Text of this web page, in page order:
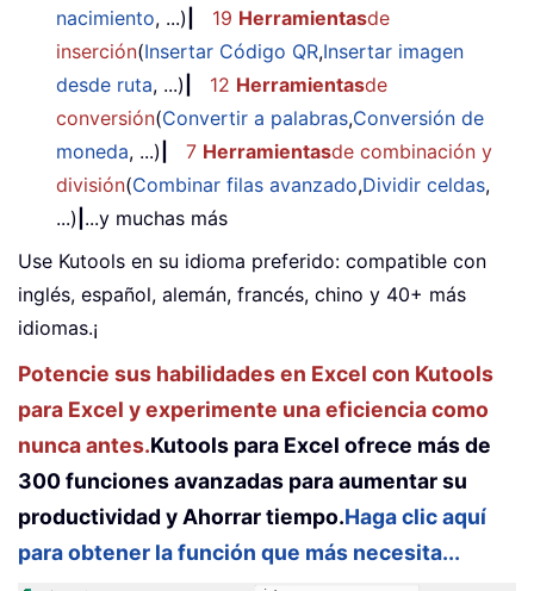
nacimiento, ...) 19 Herramientasde
inserción(Insertar Código QR,Insertar imagen
desde ruta, ...) 12 Herramientasde
conversión(Convertir a palabras,Conversión de
moneda, ...) 7 Herramientasde combinación y
división(Combinar filas avanzado,Dividir celdas,
...) ...y muchas más
Use Kutools en su idioma preferido: compatible con
inglés, español, alemán, francés, chino y 40+ más
idiomas.¡
Potencie sus habilidades en Excel con Kutools
para Excel y experimente una eficiencia como
nunca antes.Kutools para Excel ofrece más de
300 funciones avanzadas para aumentar su
productividad y Ahorrar tiempo.Haga clic aquí
para obtener la función que más necesita...